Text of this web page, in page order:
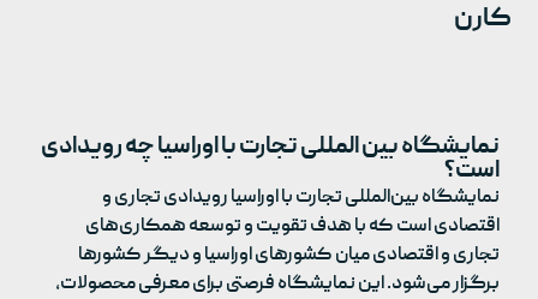
کارن
نمایشگاه بین المللی تجارت با اوراسیا چه رویدادی
است؟
نمایشگاه بین‌المللی تجارت با اوراسیا رویدادی تجاری و
اقتصادی است که با هدف تقویت و توسعه همکاری‌های
تجاری و اقتصادی میان کشورهای اوراسیا و دیگر کشورها
برگزار می‌شود. این نمایشگاه فرصتی برای معرفی محصولات،